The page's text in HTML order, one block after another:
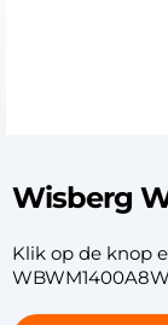
Wisberg
Klik op de knop